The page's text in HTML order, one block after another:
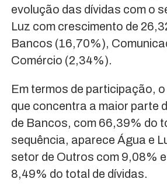
evolução das dívidas com o
Luz com crescimento de
Bancos (16,70%),
Comércio (2,34%).
Em termos de participação,
que concentra a maior parte
de Bancos, com 66,39% do
sequência, aparece Água e
setor de Outros com 9,08%
8,49% do total de dívidas.